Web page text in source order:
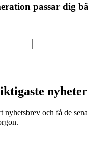
passar dig
nyheter
nyhetsbrev och få de